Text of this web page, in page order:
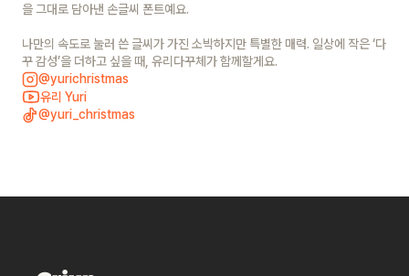
을 그대로 담아낸 손글씨 폰트예요.
나만의 속도로 눌러 쓴 글씨가 가진 소박하지만 특별한 매력. 일상에 작은 ‘다
꾸 감성’을 더하고 싶을 때, 유리다꾸체가 함께할게요.
@yurichristmas
유리 Yuri
@yuri_christmas